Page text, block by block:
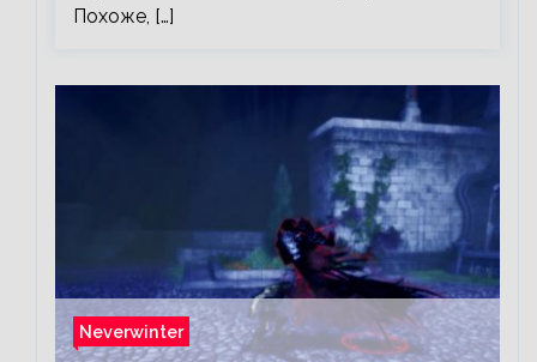
Похоже, […]
Neverwinter